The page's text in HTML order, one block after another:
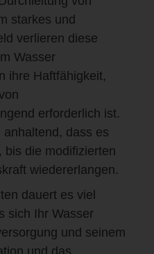
starkes und
verlieren diese
Wasser
ihre Haftfähigkeit,
erforderlich ist.
anhaltend, dass es
bis die modifizierten
wiedererlangen.
dauert es viel
sich Ihr Wasser
und seinem
und das